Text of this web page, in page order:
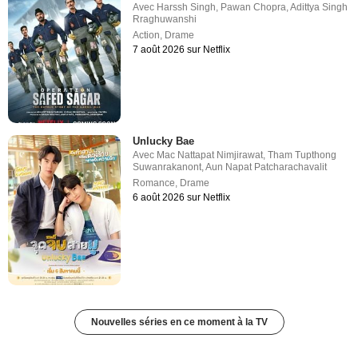
Avec Harssh Singh Pawan Chopra ,Adittya Singh
Rraghuwanshi
Action Drame
7 août 2026 sur Netflix
Unlucky Bae
Avec Mac Nattapat Nimjirawat,Tham Tupthong
Suwanrakanont,Aun Napat Patcharachavalit
Romance, Drame
6 août 2026 sur Netflix
Nouvelles séries en ce moment à la TV